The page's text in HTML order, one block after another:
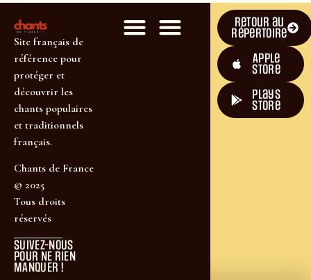
Site français de
référence pour
protéger et
découvrir les
chants populaires
et traditionnels
français.
Chants de France
© 2025
Tous droits
réservés
SUIVEZ-NOUS
POUR NE RIEN
MANQUER !
Retour au
répertoire
Apple
Store
plays
store